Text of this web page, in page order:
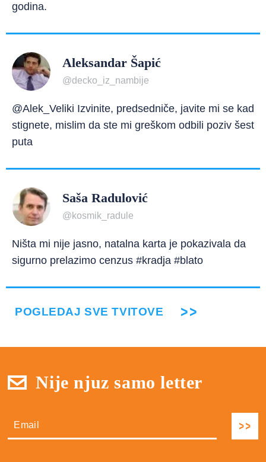
godina.
Aleksandar Šapić
@decko_iz_nambije
@Alek_Veliki Izvinite, predsedniče, javite mi se kad
stignete, mislim da ste mi greškom odbili poziv šest
puta
Saša Radulović
@kosmik_radule
Ništa mi nije jasno, natalna karta je pokazivala da
sigurno prelazimo cenzus #kradja #blato
POGLEDAJ SVE TVITOVE
Nije njuz samo letter